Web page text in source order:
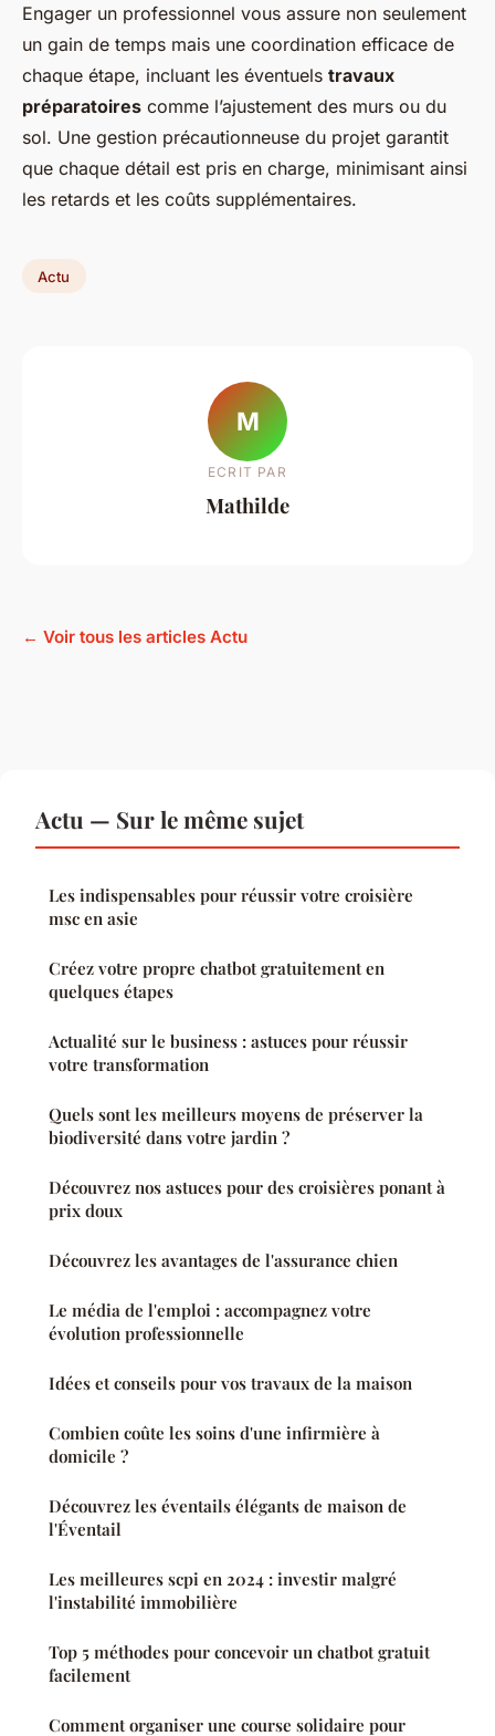
Engager un professionnel vous assure non seulement
un gain de temps mais une coordination efficace de
chaque étape, incluant les éventuels travaux
préparatoires comme l’ajustement des murs ou du
sol. Une gestion précautionneuse du projet garantit
que chaque détail est pris en charge, minimisant ainsi
les retards et les coûts supplémentaires.
Actu
M
ECRIT PAR
Mathilde
← Voir tous les articles Actu
Actu — Sur le même sujet
Les indispensables pour réussir votre croisière
msc en asie
Créez votre propre chatbot gratuitement en
quelques étapes
Actualité sur le business : astuces pour réussir
votre transformation
Quels sont les meilleurs moyens de préserver la
biodiversité dans votre jardin ?
Découvrez nos astuces pour des croisières ponant à
prix doux
Découvrez les avantages de l'assurance chien
Le média de l'emploi : accompagnez votre
évolution professionnelle
Idées et conseils pour vos travaux de la maison
Combien coûte les soins d'une infirmière à
domicile ?
Découvrez les éventails élégants de maison de
l'Éventail
Les meilleures scpi en 2024 : investir malgré
l'instabilité immobilière
Top 5 méthodes pour concevoir un chatbot gratuit
facilement
Comment organiser une course solidaire pour